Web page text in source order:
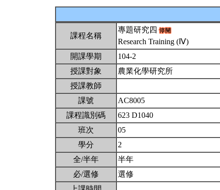
課程名稱
專題研究四
Research Training (Ⅳ)
開課學期
104-2
授課對象
農業化學研究所
授課教師
課號
AC8005
課程識別碼
623 D1040
班次
05
學分
2
全/半年
半年
必/選修
選修